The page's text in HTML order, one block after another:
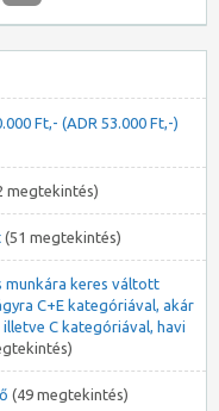
Ft,- (ADR 53.000 Ft,-)
megtekintés)
(51 megtekintés)
munkára keres váltott
C+E kategóriával, akár
C kategóriával, havi
(49 megtekintés)